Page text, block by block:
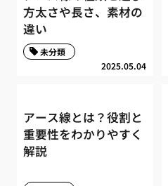
方太さや長さ、素材の
違い
2025.05.04
未分類
アース線とは？役割と
重要性をわかりやすく
解説